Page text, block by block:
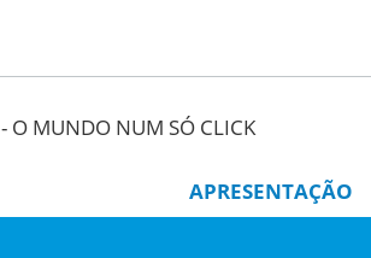
- O MUNDO NUM SÓ CLICK
APRESENTAÇÃO